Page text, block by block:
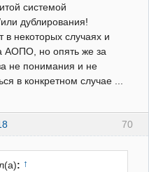
системой
дублирования!
некоторых случаях и
АОПО, но опять же за
не понимания и не
в конкретном случае ...
70
: ↑